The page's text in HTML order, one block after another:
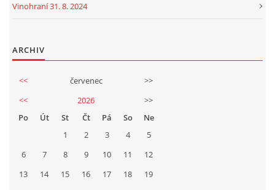
Vinohraní 31. 8. 2024
ARCHIV
<< červenec
>>
<<
2026
>>
Po
Út St Čt Pá So
Ne
1
2 3 4
5
6
7 8 9 10 11
12
13
14 15 16 17 18
19